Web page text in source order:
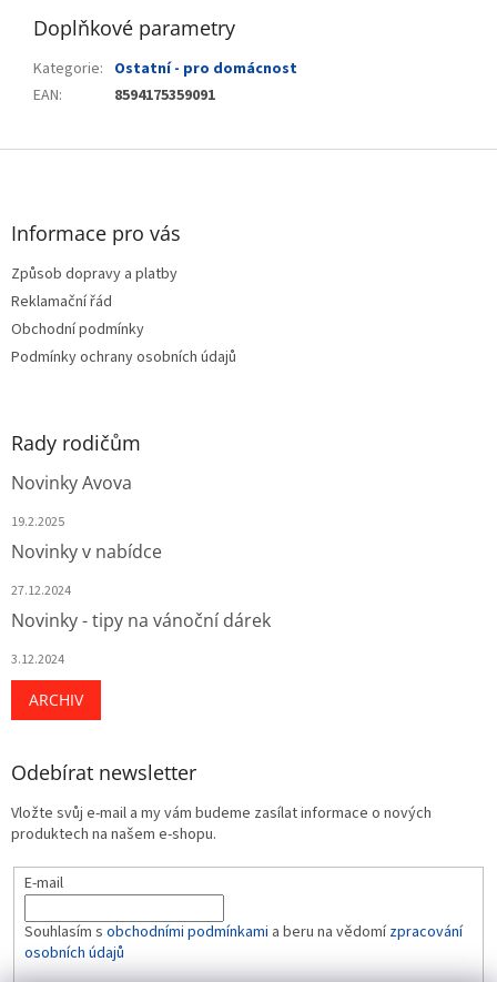
Doplňkové parametry
Kategorie: Ostatní - pro domácnost
EAN: 8594175359091
Z
Informace pro vás
Způsob dopravy a platby
Reklamační řád
Obchodní podmínky
Podmínky ochrany osobních údajů
Rady rodičům
Novinky Avova
19.2.2025
Novinky v nabídce
27.12.2024
Novinky - tipy na vánoční dárek
3.12.2024
ARCHIV
Odebírat newsletter
Vložte svůj e-mail a my vám budeme zasílat informace o nových
produktech na našem e-shopu.
E-mail
Souhlasím s obchodními podmínkami a beru na vědomízpracování
osobních údajů